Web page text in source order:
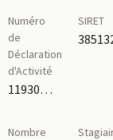
Numéro
de
Déclaration
d'Activité
11930329693
SIRET
Nombre